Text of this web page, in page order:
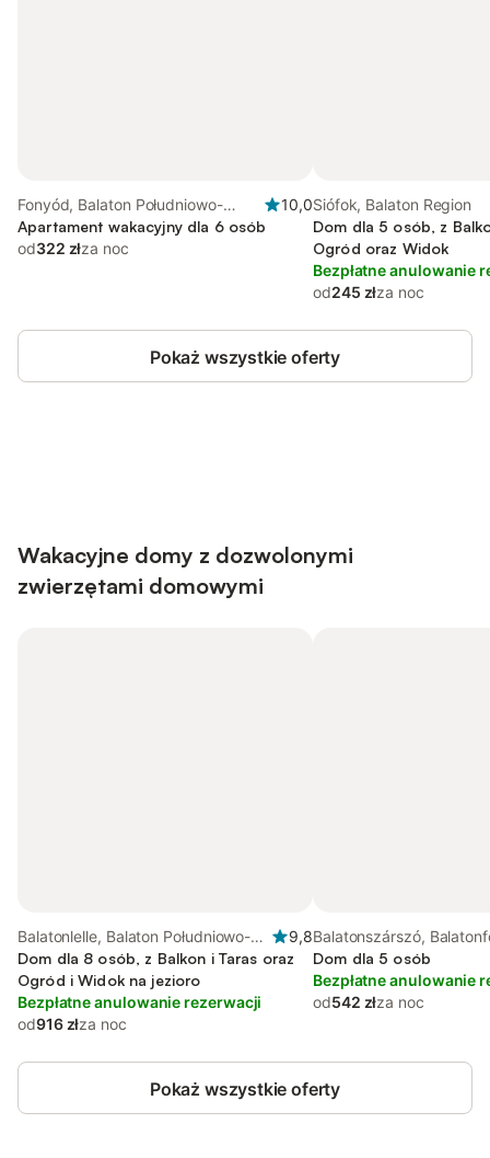
Fonyód, Balaton Południowo-
Zachodni
10,0
Apartament wakacyjny dla 6 osób
od322 złza noc
Siófok, Balaton Region
Dom dla 5 osób, z
Ogród oraz Widok
Bezpłatne anulowanie
od245 złza noc
Pokaż wszystkie oferty
Wakacyjne domy z dozwolonymi
zwierzętami domowymi
Balatonlelle, Balaton Południowo-
Zachodni
9,8
Dom dla 8 osób, z Balkon i Taras oraz
Ogród i Widok na jezioro
Bezpłatne anulowanie rezerwacji
od916 złza noc
Balatonszárszó,
region
Dom dla 5 osób
Bezpłatne anulowanie
od542 złza noc
Pokaż wszystkie oferty